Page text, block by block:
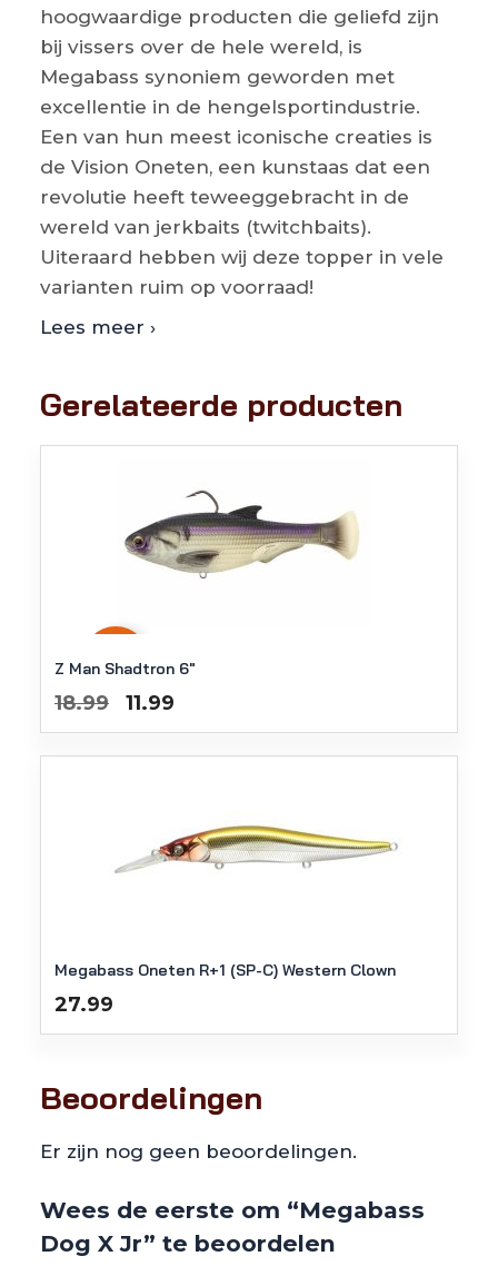
hoogwaardige producten die geliefd zijn
bij vissers over de hele wereld, is
Megabass synoniem geworden met
excellentie in de hengelsportindustrie.
Een van hun meest iconische creaties is
de Vision Oneten, een kunstaas dat een
revolutie heeft teweeggebracht in de
wereld van jerkbaits (twitchbaits).
Uiteraard hebben wij deze topper in vele
varianten ruim op voorraad!
Lees meer ›
Gerelateerde producten
37
Z Man Shadtron 6″
18.99
Oorspronkelijke
was:
11.99
is:
Megabass Oneten R+1 (SP-C) Western Clown
27.99
Beoordelingen
Er zijn nog geen beoordelingen.
Wees de eerste om “Megabass
Dog X Jr” te beoordelen